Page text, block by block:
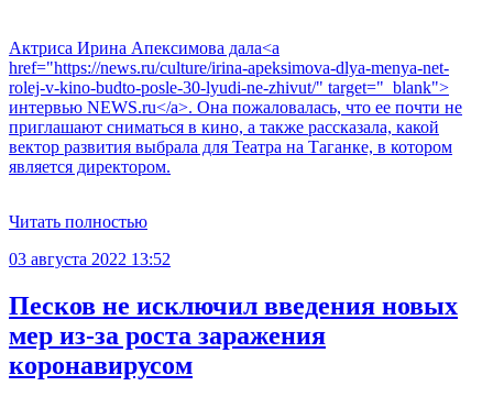
Актриса Ирина Апексимова дала<a
href="https://news.ru/culture/irina-apeksimova-dlya-menya-net-
rolej-v-kino-budto-posle-30-lyudi-ne-zhivut/" target="_blank">
интервью NEWS.ru</a>. Она пожаловалась, что ее почти не
приглашают сниматься в кино, а также рассказала, какой
вектор развития выбрала для Театра на Таганке, в котором
является директором.
Читать полностью
03 августа 2022 13:52
Песков не исключил введения новых
мер из-за роста заражения
коронавирусом